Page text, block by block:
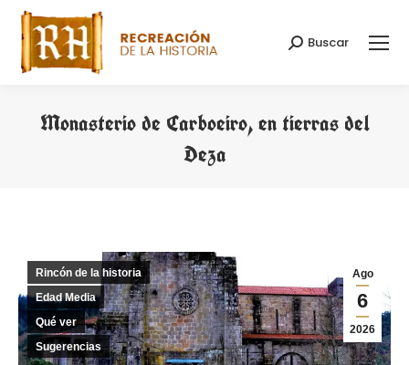
Buscar:
Buscar
Monasterio de Carboeiro, en tierras del
Deza
Ago
6
2026
Rincón de la historia
Edad Media
Qué ver
Sugerencias